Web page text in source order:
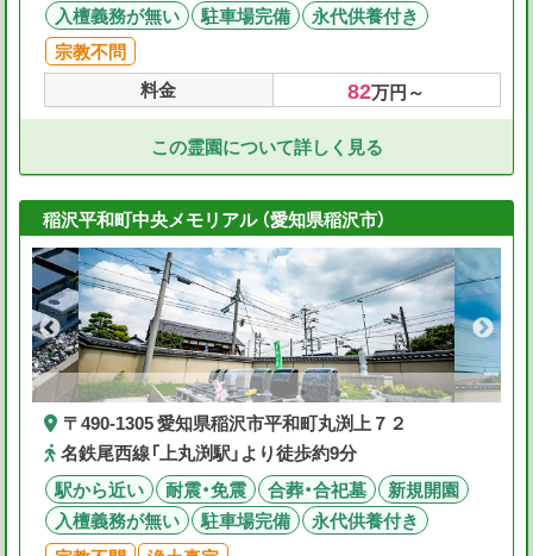
入檀義務が無い
駐車場完備
永代供養付き
宗教不問
料金
82万円～
この霊園について詳しく見る
稲沢平和町中央メモリアル （愛知県稲沢市）
〒490-1305 愛知県稲沢市平和町丸渕上７２
名鉄尾西線「上丸渕駅」より徒歩約9分
駅から近い
耐震・免震 合葬・合祀墓
新規開園
入檀義務が無い
駐車場完備
永代供養付き